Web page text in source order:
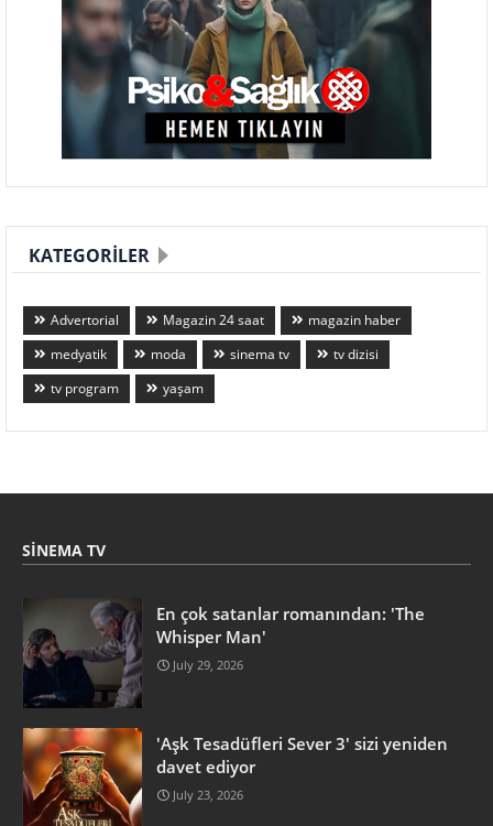
KATEGORILER
Advertorial Magazin 24 saat
magazin haber
medyatik
moda sinema tv
tv dizisi
tv program
yaşam
SINEMA TV
En çok satanlar romanından: 'The
Whisper Man'
July 29, 2026
'Aşk Tesadüfleri Sever 3' sizi yeniden
davet ediyor
July 23, 2026